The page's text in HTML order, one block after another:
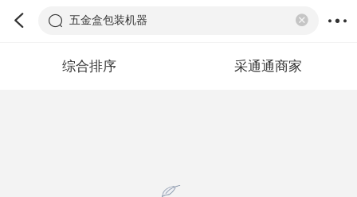
五金盒包装机器
综合排序 采通通商家